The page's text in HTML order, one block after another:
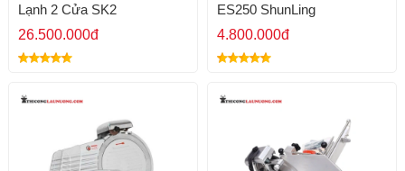
Lạnh 2 Cửa SK2
26.500.000đ
ES250 ShunLing
4.800.000đ